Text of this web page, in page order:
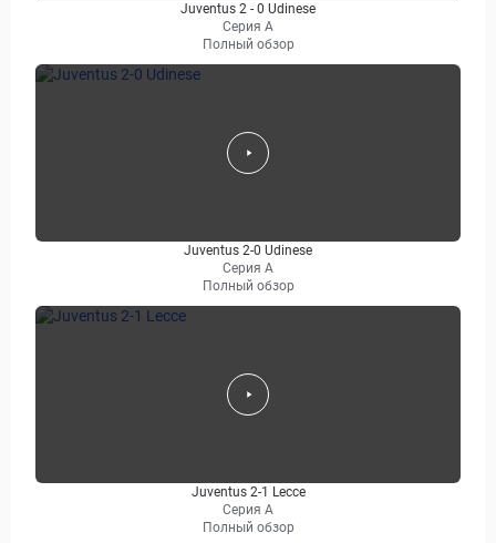
Juventus 2 - 0 Udinese
Серия А
Полный обзор
Juventus 2-0 Udinese
Серия А
Полный обзор
Juventus 2-1 Lecce
Серия А
Полный обзор